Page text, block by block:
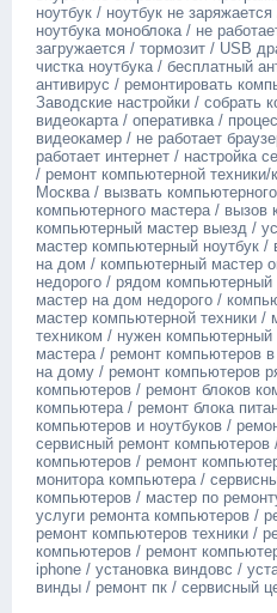
ноутбук / ноутбук не
ноутбука моноблока / не
загружается / тормозит / USВ
чистка ноутбука / бесплатный
антивирус / ремонтировать
Заводские настройки / собрать
видеокарта / оперативка /
видеокамер / не работает
работает интернет / настройка
/ ремонт компьютерной
Москва / вызвать
компьютерного мастера / вызов
компьютерный мастер выезд /
мастер компьютерный ноутбук /
на дом / компьютерный мастер
недорого / рядом
мастер на дом недорого /
мастер компьютерной техники /
техником / нужен
мастера / ремонт компьютеров
на дому / ремонт компьютеров
компьютеров / ремонт блоков
компьютера / ремонт блока
компьютеров и ноутбуков /
сервисный ремонт компьютеров
компьютеров / ремонт
монитора компьютера /
компьютеров / мастер по
услуги ремонта компьютеров /
ремонт компьютеров техники /
компьютеров / ремонт
iрhоnе / установка виндовс /
винды / ремонт пк / сервисный